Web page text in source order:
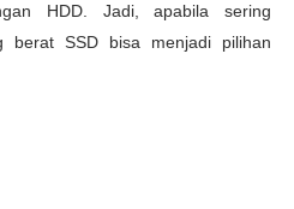
HDD. Jadi, apabila sering
berat SSD bisa menjadi pilihan